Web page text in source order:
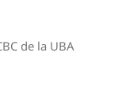
de la UBA